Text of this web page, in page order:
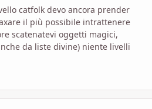
catfolk devo ancora prender
il più possibile intrattenere
scatenatevi oggetti magici,
da liste divine) niente livelli